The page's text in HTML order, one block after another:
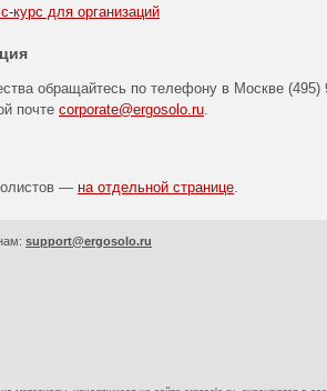
курс для организаций
обращайтесь по телефону в Москве (495)
почте corporate@ergosolo.ru.
— на отдельной странице.
support@ergosolo.ru